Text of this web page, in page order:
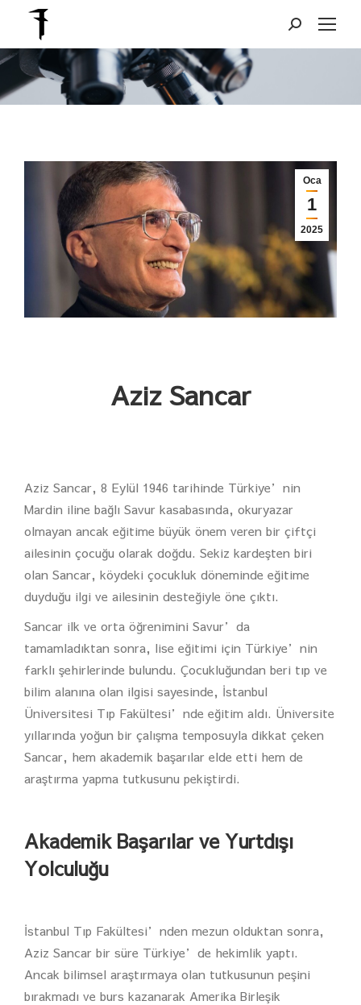
Search:
You are here:
Oca
1
2025
Aziz Sancar
Aziz Sancar, 8 Eylül 1946 tarihinde Türkiye’nin
Mardin iline bağlı Savur kasabasında, okuryazar
olmayan ancak eğitime büyük önem veren bir çiftçi
ailesinin çocuğu olarak doğdu. Sekiz kardeşten biri
olan Sancar, köydeki çocukluk döneminde eğitime
duyduğu ilgi ve ailesinin desteğiyle öne çıktı.
Sancar ilk ve orta öğrenimini Savur’da
tamamladıktan sonra, lise eğitimi için Türkiye’nin
farklı şehirlerinde bulundu. Çocukluğundan beri tıp ve
bilim alanına olan ilgisi sayesinde, İstanbul
Üniversitesi Tıp Fakültesi’nde eğitim aldı. Üniversite
yıllarında yoğun bir çalışma temposuyla dikkat çeken
Sancar, hem akademik başarılar elde etti hem de
araştırma yapma tutkusunu pekiştirdi.
Akademik Başarılar ve Yurtdışı
Yolculuğu
İstanbul Tıp Fakültesi’nden mezun olduktan sonra,
Aziz Sancar bir süre Türkiye’de hekimlik yaptı.
Ancak bilimsel araştırmaya olan tutkusunun peşini
bırakmadı ve burs kazanarak Amerika Birleşik